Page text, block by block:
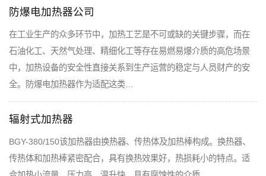
防爆电加热器公司
在工业生产的众多环节中，加热工艺是不可或缺的关键步骤，而在
石油化工、天然气处理、精细化工等存在易燃易爆介质的高危场景
中，加热设备的安全性直接关系到生产运营的稳定与人员财产的安
全。防爆电加热器作为适配这类…
辐射式加热器
BGY-380/150该加热器由换热器、传热体及加热棒构成。换热器、
传热体和加热棒紧密配合，具有换热效果好，热损耗小的特点。适